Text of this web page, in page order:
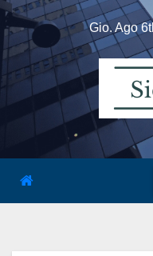
Skip
content
Gio. Ago